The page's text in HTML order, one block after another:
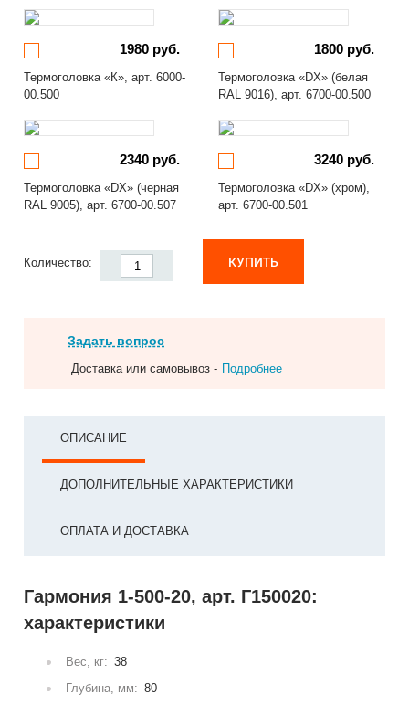
1980 руб.
Термоголовка «К», арт. 6000-
00.500
1800 руб.
Термоголовка «DX» (белая
RAL 9016), арт. 6700-00.500
2340 руб.
Термоголовка «DX» (черная
RAL 9005), арт. 6700-00.507
3240 руб.
Термоголовка «DX» (хром),
арт. 6700-00.501
Количество: КУПИТЬ
Задать вопрос
Доставка или самовывоз - Подробнее
ОПИСАНИЕ
ДОПОЛНИТЕЛЬНЫЕ ХАРАКТЕРИСТИКИ
ОПЛАТА И ДОСТАВКА
Гармония 1-500-20, арт. Г150020:
характеристики
Вес, кг: 38
Глубина, мм: 80